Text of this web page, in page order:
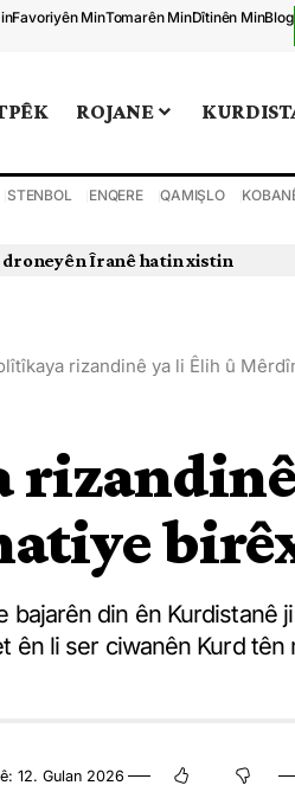
Favoriyên MinTomarên MinDîtinên MinBlog
ROJANE
STENBOL ENQERE QAMIŞLO
droneyên Îranê hatin xistin
rizandinê ya li Êlih û
bajarên din ên Kurdistanê
ên li ser ciwanên Kurd
12. Gulan 2026